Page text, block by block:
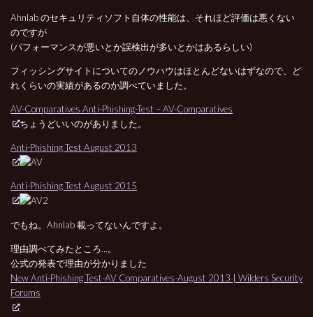
Ahnlab のセキュリティソフト自体の性能は、それほど評価は悪くない
のですが
(パフォーマンスが悪いとか誤検出が多いとかはあるらしい)
フィッシングサイトについてのノウハウはほとんどないはずなので、ど
れくらいの実績があるのか調べていました。
AV-Comparatives Anti-Phishing-Test – AV-Comparatives
ちょうどいいのがありました。
Anti-Phishing Test August 2013
Anti-Phishing Test August 2015
でもね。Ahnlab 載ってないんですよ。
理由調べてみたところ…。
公式の発表で理由が分かりました
New Anti-Phishing Test-AV Comparatives-August 2013 | Wilders Security
Forums